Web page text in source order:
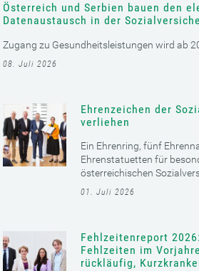
Österreich und Serbien bauen den
Datenaustausch in der
Zugang zu Gesundheitsleistungen wird ab
08. Juli 2026
Ehrenzeichen der
verliehen
Ein Ehrenring, fünf
Ehrenstatuetten für
österreichischen
01. Juli 2026
Fehlzeitenreport
Fehlzeiten im
rückläufig,